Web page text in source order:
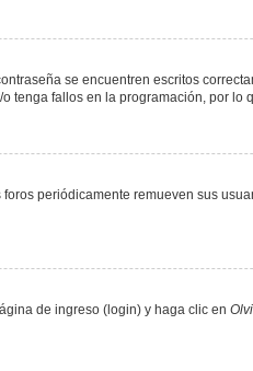
se encuentren escritos
tenga fallos en la programación, por lo
periódicamente remueven sus
de ingreso (login) y haga clic en